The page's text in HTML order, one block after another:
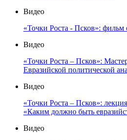
Видео
«Точки Роста - Псков»:
Видео
«Точки Роста – Псков»:
Евразийской политической
Видео
«Точки Роста – Псков»:
«Каким должно быть
Видео